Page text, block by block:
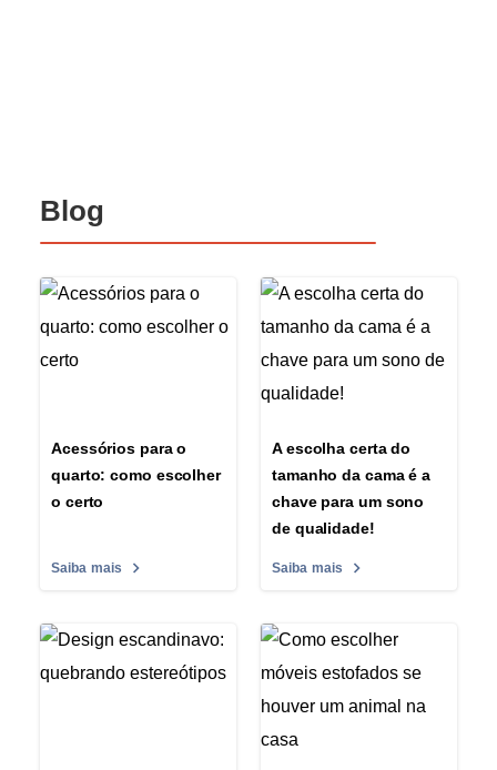
Blog
Acessórios para o
quarto: como escolher
o certo
Saiba mais
A escolha certa do
tamanho da cama é a
chave para um sono
de qualidade!
Saiba mais